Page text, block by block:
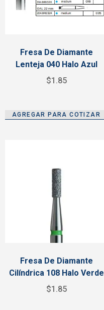
Fresa De Diamante
Lenteja 040 Halo Azul
$1.85
AGREGAR PARA COTIZAR
Fresa De Diamante
Cilíndrica 108 Halo Verde
$1.85